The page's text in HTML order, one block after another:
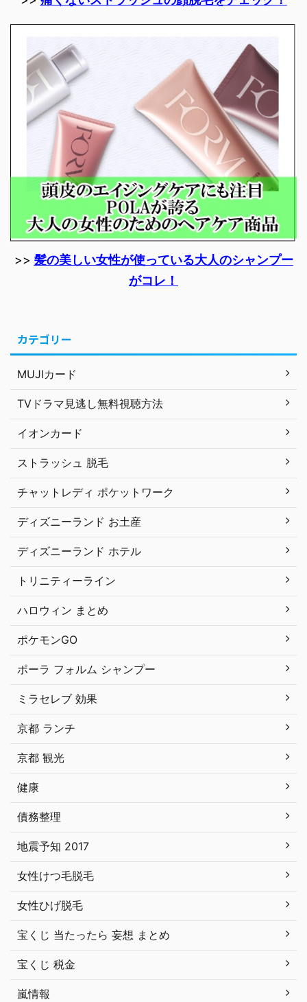
>> 髪の美しい女性が使っている大人のシャンプー
がコレ！
カテゴリー
MUJIカード
TVドラマ見逃し無料視聴方法
イオンカード
ストラッシュ 脱毛
チャットレディ ポケットワーク
ディズニーランド お土産
ディズニーランド ホテル
トリニティーライン
ハロウィン まとめ
ポケモンGO
ポーラ フォルム シャンプー
ミラセレブ 効果
京都 ランチ
京都 観光
健康
債務整理
地震予知 2017
女性けつ毛脱毛
女性ひげ脱毛
宝くじ 当たったら 妄想 まとめ
宝くじ 税金
嵐情報